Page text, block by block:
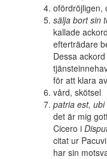
ofördröjligen,
sälja bort sin
kallade
efterträdare
Dessa
för att klara
vård, skötsel
patria est,
det är mig
Cicero i
citat ur
har sin